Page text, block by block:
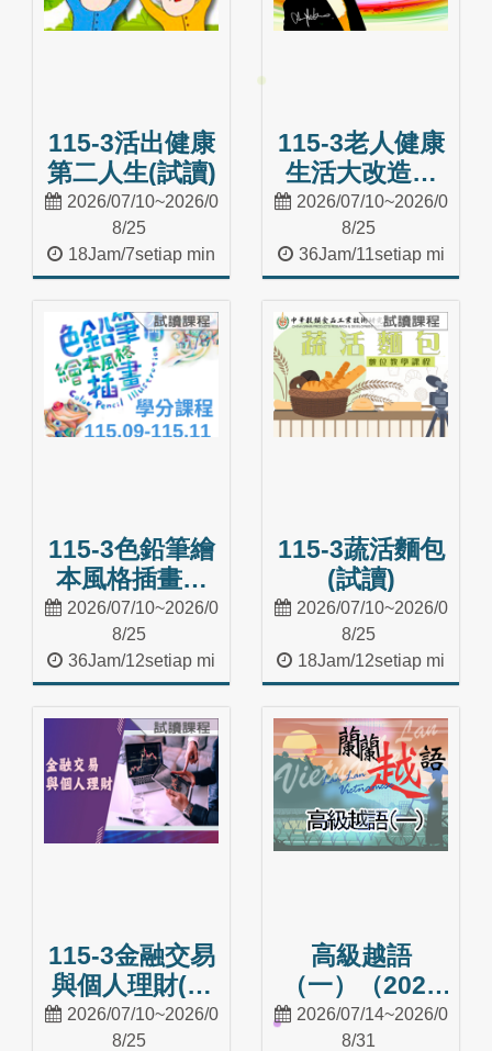
115-3活出健康
第二人生(試讀)
2026/07/10~2026/0
8/25
18Jam/7setiap min
ggu
115-3老人健康
生活大改造：
職能科學之生
活應用(試讀)
2026/07/10~2026/0
8/25
36Jam/11setiap mi
nggu
115-3色鉛筆繪
本風格插畫入
門(試讀)
2026/07/10~2026/0
8/25
36Jam/12setiap mi
nggu
115-3蔬活麵包
(試讀)
2026/07/10~2026/0
8/25
18Jam/12setiap mi
nggu
115-3金融交易
與個人理財(試
讀)
2026/07/10~2026/0
8/25
高級越語
（一）（2026
夏季班）
2026/07/14~2026/0
8/31